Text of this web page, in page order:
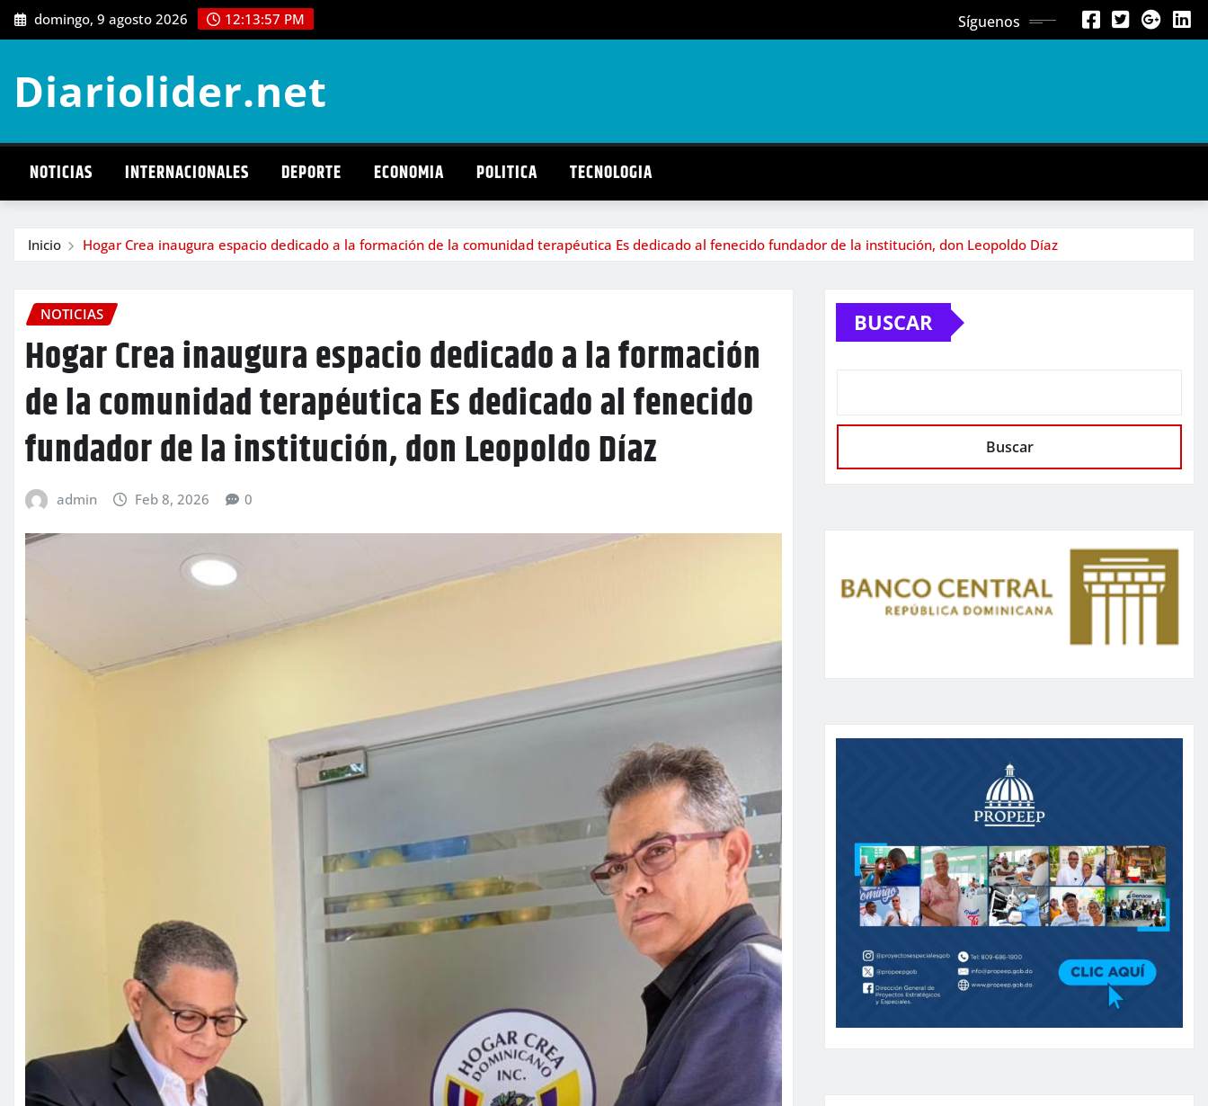
Saltar
al
domingo, 9 agosto 2026 12:13:59 PM Síguenos
Diariolider.net
NOTICIAS INTERNACIONALES DEPORTE ECONOMIA POLITICA TECNOLOGIA
Inicio Hogar Crea inaugura espacio dedicado a la formación de la comunidad terapéutica Es dedicado al fenecido fundador de la institución, don Leopoldo Díaz
NOTICIAS
Hogar Crea inaugura espacio dedicado a la formación
de la comunidad terapéutica Es dedicado al fenecido
fundador de la institución, don Leopoldo Díaz
admin Feb 8, 2026 0
BUSCAR
Buscar